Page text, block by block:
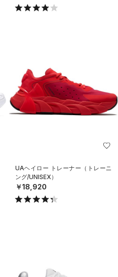
UAヘイロー トレーナー（トレーニ
ング/UNISEX）
￥18,920